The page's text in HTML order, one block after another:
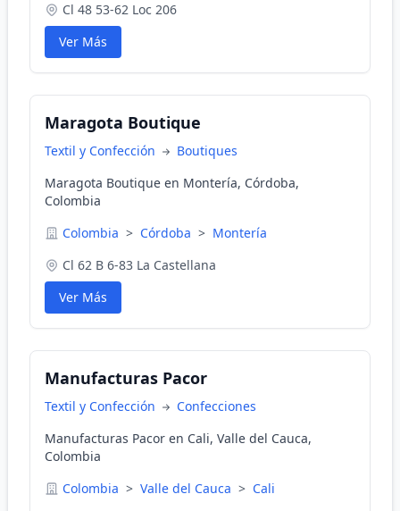
Cl 48 53-62 Loc 206
Ver Más
Maragota Boutique
Textil y Confección
Boutiques
Maragota Boutique en Montería, Córdoba,
Colombia
Colombia > Córdoba > Montería
Cl 62 B 6-83 La Castellana
Ver Más
Manufacturas Pacor
Textil y Confección
Confecciones
Manufacturas Pacor en Cali, Valle del Cauca,
Colombia
Colombia > Valle del Cauca > Cali